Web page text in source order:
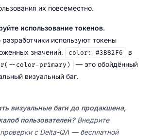
их повсеместно.
использование токенов.
используют токены
значений.
color: #3B82F6
в
color-primary)
— это обойдённый
визуальный баг.
визуальные баги до продакшена,
пользователей?Внедрите
с Delta-QA — бесплатной